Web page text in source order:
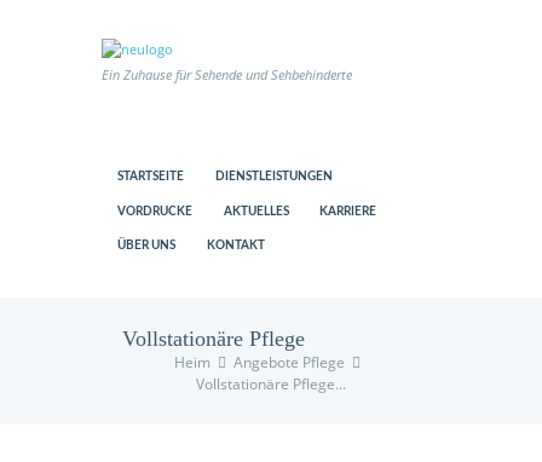
Ein Zuhause für Sehende und Sehbehinderte
STARTSEITE DIENSTLEISTUNGEN
VORDRUCKE AKTUELLES KARRIERE
ÜBER UNS KONTAKT
Vollstationäre Pflege
Heim
Angebote Pflege
Vollstationäre Pflege...